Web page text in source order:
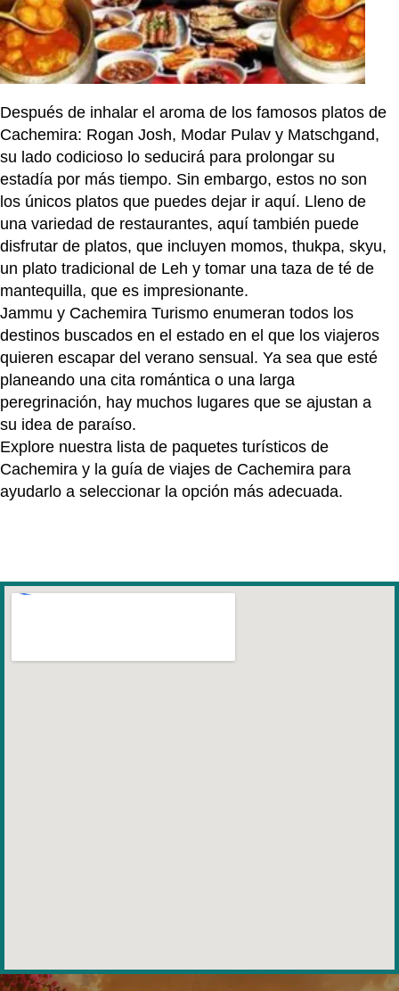
Después de inhalar el aroma de los famosos platos de
Cachemira: Rogan Josh, Modar Pulav y Matschgand,
su lado codicioso lo seducirá para prolongar su
estadía por más tiempo. Sin embargo, estos no son
los únicos platos que puedes dejar ir aquí. Lleno de
una variedad de restaurantes, aquí también puede
disfrutar de platos, que incluyen momos, thukpa, skyu,
un plato tradicional de Leh y tomar una taza de té de
mantequilla, que es impresionante.
Jammu y Cachemira Turismo enumeran todos los
destinos buscados en el estado en el que los viajeros
quieren escapar del verano sensual. Ya sea que esté
planeando una cita romántica o una larga
peregrinación, hay muchos lugares que se ajustan a
su idea de ​​paraíso.
Explore nuestra lista de paquetes turísticos de
Cachemira y la guía de viajes de Cachemira para
ayudarlo a seleccionar la opción más adecuada.